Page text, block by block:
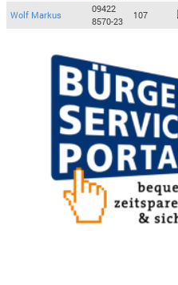
Wolf Markus
09422
8570-23
107